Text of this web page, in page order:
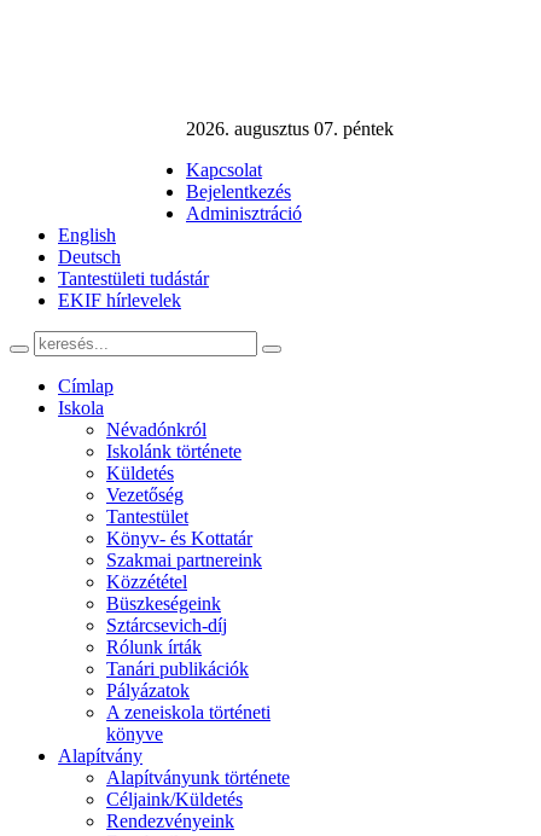
2026. augusztus 07. péntek
Kapcsolat
Bejelentkezés
Adminisztráció
English
Deutsch
Tantestületi tudástár
EKIF hírlevelek
Címlap
Iskola
Névadónkról
Iskolánk története
Küldetés
Vezetőség
Tantestület
Könyv- és Kottatár
Szakmai partnereink
Közzététel
Büszkeségeink
Sztárcsevich-díj
Rólunk írták
Tanári publikációk
Pályázatok
A zeneiskola történeti
könyve
Alapítvány
Alapítványunk története
Céljaink/Küldetés
Rendezvényeink